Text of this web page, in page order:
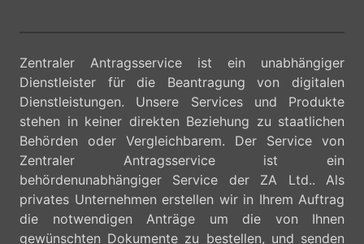
Zentraler Antragsservice ist ein unabhängiger
Dienstleister für die Beantragung von digitalen
Dienstleistungen. Unsere Services und Produkte
stehen in keiner direkten Beziehung zu staatlichen
Behörden oder Vergleichbarem. Der Service von
Zentraler Antragsservice ist ein
behördenunabhängiger Service der ZA Ltd.. Als
privates Unternehmen erstellen wir in Ihrem Auftrag
die notwendigen Anträge um die von Ihnen
gewünschten Dokumente zu bestellen, und senden